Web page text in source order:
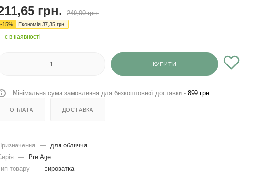
грн. 249,00грн.
-15% Економія 37,35 грн.
є в наявності
КУПИТИ
Мінімальна сума замовлення для безкоштовної доставки - 899 грн.
ОПЛАТА ДОСТАВКА
—
для обличчя
—
Pre Age
товару
— сироватка